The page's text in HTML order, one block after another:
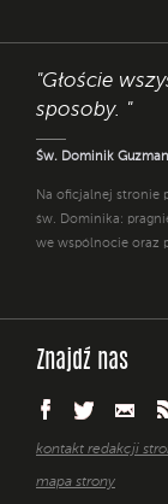
"Głoście
sposoby. "
Św. Dominik Guzman
Na oficjalnej stronie
św. Dominika:
we wspólnocie oraz
Znajdź nas
kontakt redakcji
mapa strony